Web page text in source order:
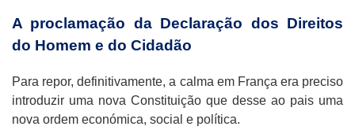
A proclamação da Declaração dos Direitos
do Homem e do Cidadão
Para repor, definitivamente, a calma em França era preciso
introduzir uma nova Constituição que desse ao pais uma
nova ordem económica, social e política.